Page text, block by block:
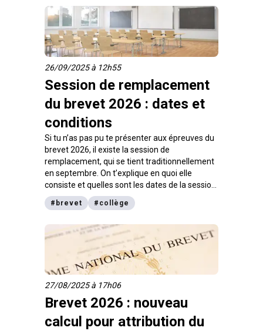
prévenir et agir pour que chaque élève puisse
apprendre dans un climat serein et
bienveillant.
26/09/2025 à 12h55
Session de remplacement
du brevet 2026 : dates et
conditions
Si tu n’as pas pu te présenter aux épreuves du
brevet 2026, il existe la session de
remplacement, qui se tient traditionnellement
en septembre. On t’explique en quoi elle
consiste et quelles sont les dates de la session
de remplacement du brevet 2026
# brevet # collège
27/08/2025 à 17h06
Brevet 2026 : nouveau
calcul pour attribution du